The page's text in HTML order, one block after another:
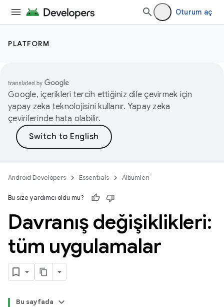
Oturum aç
PLATFORM
Google, içerikleri tercih ettiğiniz dile çevirmek için
yapay zeka teknolojisini kullanır. Yapay zeka
çevirilerinde hata olabilir.
Android Developers Essentials Albümleri
Bu size yardımcı oldu mu?
Davranış değişiklikleri:
tüm uygulamalar
Bu sayfada